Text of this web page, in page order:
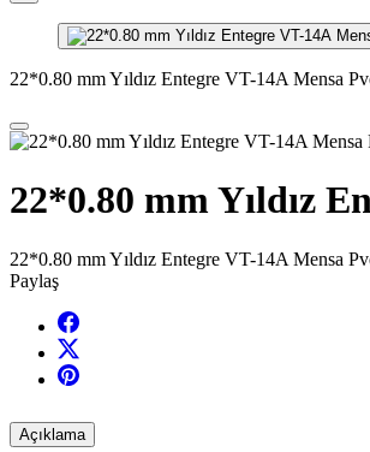
22*0.80 mm Yıldız Entegre VT-14A Mensa
22*0.80 mm Yıldız
22*0.80 mm Yıldız Entegre VT-14A Mensa
Paylaş
Açıklama